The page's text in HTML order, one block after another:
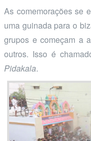
As comemorações se
uma guinada para o
grupos e começam a
outros. Isso é
Pidakala.